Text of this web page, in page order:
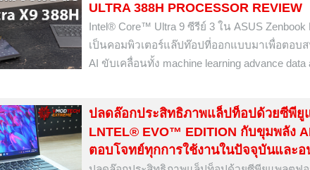
ULTRA 388H PROCESSOR REVIEW
Intel® Core™ Ultra 9 ซีรีย์ 3 ใน ASUS Zenbook
เป็นคอมพิวเตอร์แล๊ปท๊อปที่ออกแบบมาเพื่อตอบ
AI ขับเคลื่อนทั้ง machine learning advance
ปลดล๊อกประสิทธิภาพแล็ปท็อปด้วยซีพียู
LNTEL® EVO™ EDITION กับขุมพลัง
ตอบโจทย์ทุกการใช้งานในปัจจุบันและอ